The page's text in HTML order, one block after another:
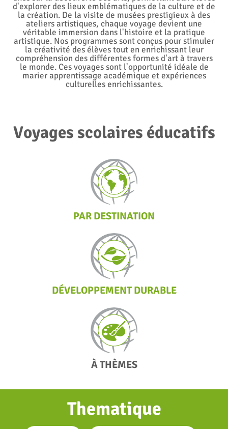
d'explorer des lieux emblématiques de la culture et de
la création. De la visite de musées prestigieux à des
ateliers artistiques, chaque voyage devient une
véritable immersion dans l'histoire et la pratique
artistique. Nos programmes sont conçus pour stimuler
la créativité des élèves tout en enrichissant leur
compréhension des différentes formes d'art à travers
le monde. Ces voyages sont l'opportunité idéale de
marier apprentissage académique et expériences
culturelles enrichissantes.
Voyages scolaires éducatifs
PAR DESTINATION
DÉVELOPPEMENT DURABLE
À THÈMES
Thematique